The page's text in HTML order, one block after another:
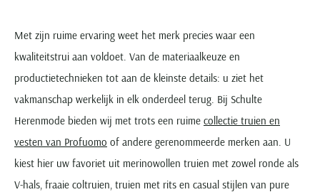
Met zijn ruime ervaring weet het merk precies waar een
kwaliteitstrui aan voldoet. Van de materiaalkeuze en
productietechnieken tot aan de kleinste details: u ziet het
vakmanschap werkelijk in elk onderdeel terug. Bij Schulte
Herenmode bieden wij met trots een ruime collectie truien en
vesten van Profuomo of andere gerenommeerde merken aan. U
kiest hier uw favoriet uit merinowollen truien met zowel ronde als
V-hals, fraaie coltruien, truien met rits en casual stijlen van pure